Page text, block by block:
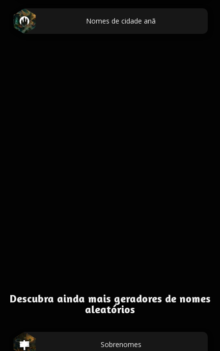
Nomes de cidade anã
Descubra ainda mais geradores de nomes
aleatórios
Sobrenomes